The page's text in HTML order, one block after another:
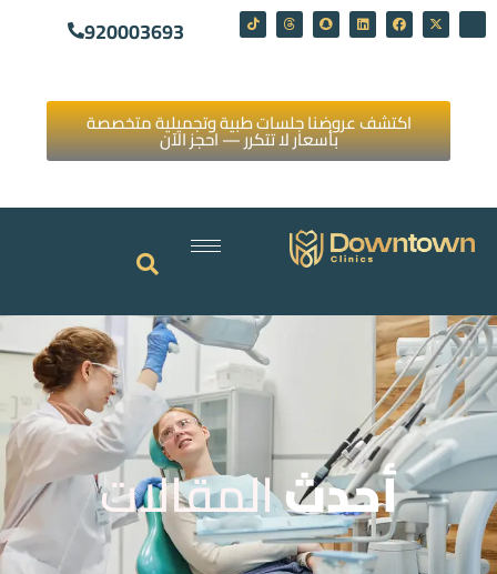
920003693
اكتشف عروضنا جلسات طبية وتجميلية متخصصة
بأسعار لا تتكرر — احجز الآن
أحدثالمقالات